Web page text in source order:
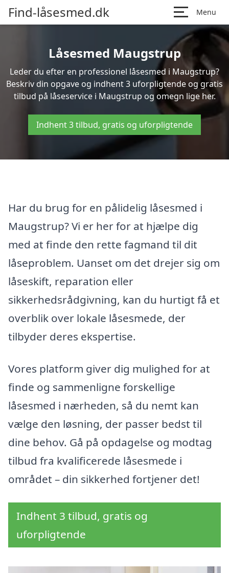
Find-låsesmed.dk Menu
Låsesmed Maugstrup
Leder du efter en professionel låsesmed i Maugstrup?
Beskriv din opgave og indhent 3 uforpligtende og gratis
tilbud på låseservice i Maugstrup og omegn lige her.
Indhent 3 tilbud, gratis og uforpligtende
Har du brug for en pålidelig låsesmed i
Maugstrup? Vi er her for at hjælpe dig
med at finde den rette fagmand til dit
låseproblem. Uanset om det drejer sig om
låseskift, reparation eller
sikkerhedsrådgivning, kan du hurtigt få et
overblik over lokale låsesmede, der
tilbyder deres ekspertise.
Vores platform giver dig mulighed for at
finde og sammenligne forskellige
låsesmed i nærheden, så du nemt kan
vælge den løsning, der passer bedst til
dine behov. Gå på opdagelse og modtag
tilbud fra kvalificerede låsesmede i
området – din sikkerhed fortjener det!
Indhent 3 tilbud, gratis og
uforpligtende